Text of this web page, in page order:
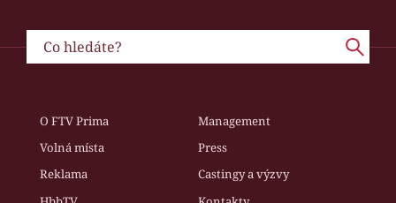
O FTV Prima
Management
Volná místa
Press
Reklama
Castingy a výzvy